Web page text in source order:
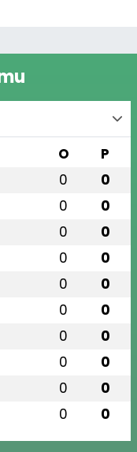
O P
0 0
0 0
0 0
0 0
0 0
0 0
0 0
0 0
0 0
0 0